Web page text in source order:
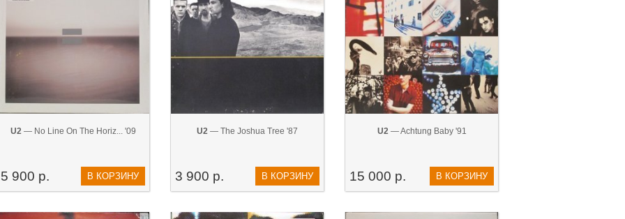
U2— No Line On The Horiz... '09
5 900 р. В КОРЗИНУ
U2 — The Joshua Tree '87
3 900 р. В КОРЗИНУ
U2— Achtung Baby '91
15 000 р. В КОРЗИНУ